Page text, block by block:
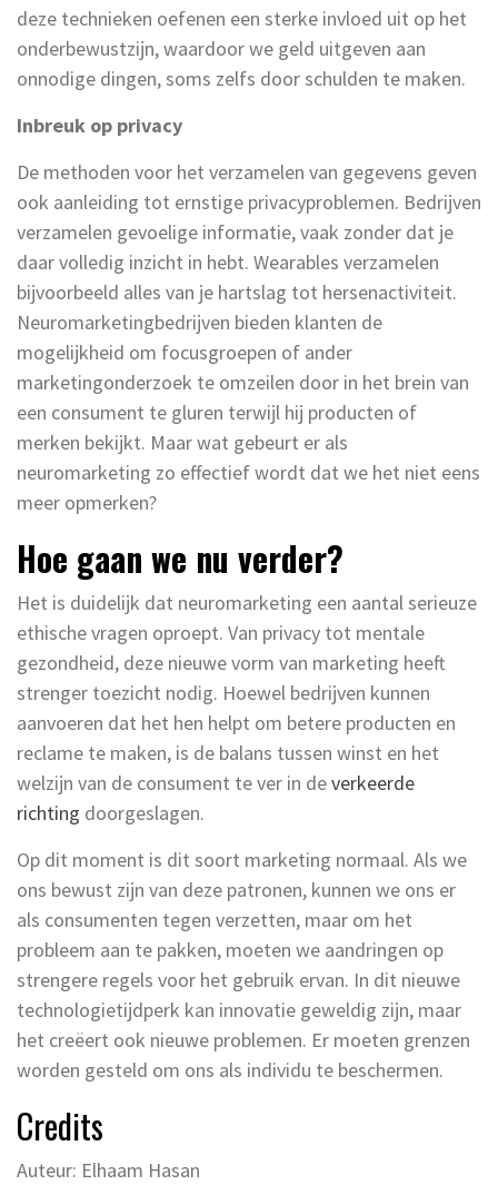
deze technieken oefenen een sterke invloed uit op het
onderbewustzijn, waardoor we geld uitgeven aan
onnodige dingen, soms zelfs door schulden te maken.
Inbreuk op privacy
De methoden voor het verzamelen van gegevens geven
ook aanleiding tot ernstige privacyproblemen. Bedrijven
verzamelen gevoelige informatie, vaak zonder dat je
daar volledig inzicht in hebt. Wearables verzamelen
bijvoorbeeld alles van je hartslag tot hersenactiviteit.
Neuromarketingbedrijven bieden klanten de
mogelijkheid om focusgroepen of ander
marketingonderzoek te omzeilen door in het brein van
een consument te gluren terwijl hij producten of
merken bekijkt. Maar wat gebeurt er als
neuromarketing zo effectief wordt dat we het niet eens
meer opmerken?
Hoe gaan we nu verder?
Het is duidelijk dat neuromarketing een aantal serieuze
ethische vragen oproept. Van privacy tot mentale
gezondheid, deze nieuwe vorm van marketing heeft
strenger toezicht nodig. Hoewel bedrijven kunnen
aanvoeren dat het hen helpt om betere producten en
reclame te maken, is de balans tussen winst en het
welzijn van de consument te ver in deverkeerde
richting doorgeslagen.
Op dit moment is dit soort marketing normaal. Als we
ons bewust zijn van deze patronen, kunnen we ons er
als consumenten tegen verzetten, maar om het
probleem aan te pakken, moeten we aandringen op
strengere regels voor het gebruik ervan. In dit nieuwe
technologietijdperk kan innovatie geweldig zijn, maar
het creëert ook nieuwe problemen. Er moeten grenzen
worden gesteld om ons als individu te beschermen.
Credits
Auteur: Elhaam Hasan